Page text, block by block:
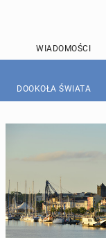
WIADOMOŚCI
DOOKOŁA ŚWIATA